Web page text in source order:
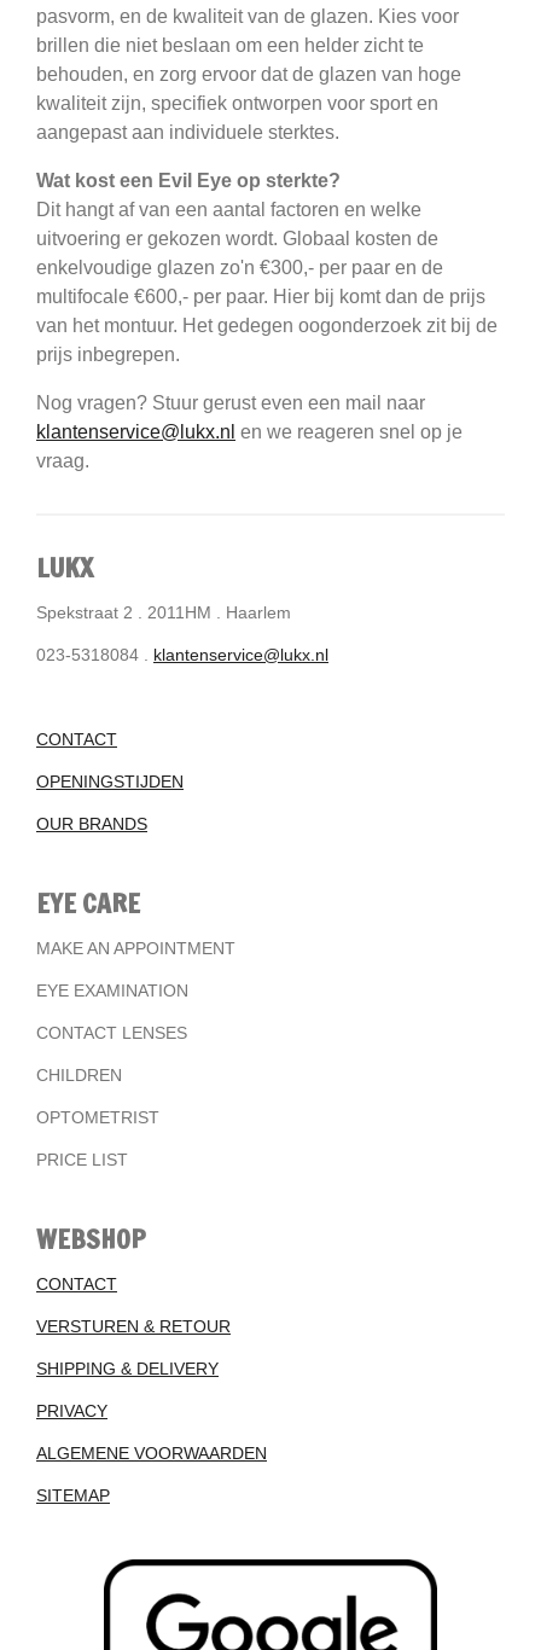
pasvorm, en de kwaliteit van de glazen. Kies voor
brillen die niet beslaan om een helder zicht te
behouden, en zorg ervoor dat de glazen van hoge
kwaliteit zijn, specifiek ontworpen voor sport en
aangepast aan individuele sterktes.
Wat kost een Evil Eye op sterkte?
Dit hangt af van een aantal factoren en welke
uitvoering er gekozen wordt. Globaal kosten de
enkelvoudige glazen zo'n €300,- per paar en de
multifocale €600,- per paar. Hier bij komt dan de prijs
van het montuur. Het gedegen oogonderzoek zit bij de
prijs inbegrepen.
Nog vragen? Stuur gerust even een mail naar
klantenservice@lukx.nl en we reageren snel op je
vraag.
LUKX
Spekstraat 2 . 2011HM . Haarlem
023-5318084 . klantenservice@lukx.nl
CONTACT
OPENINGSTIJDEN
OUR BRANDS
EYE CARE
MAKE AN APPOINTMENT
EYE EXAMINATION
CONTACT LENSES
CHILDREN
OPTOMETRIST
PRICE LIST
WEBSHOP
CONTACT
VERSTUREN & RETOUR
SHIPPING & DELIVERY
PRIVACY
ALGEMENE VOORWAARDEN
SITEMAP